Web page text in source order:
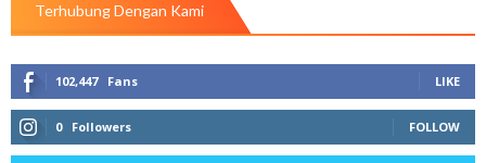
Terhubung Dengan Kami
102,447 Fans LIKE
0 Followers FOLLOW